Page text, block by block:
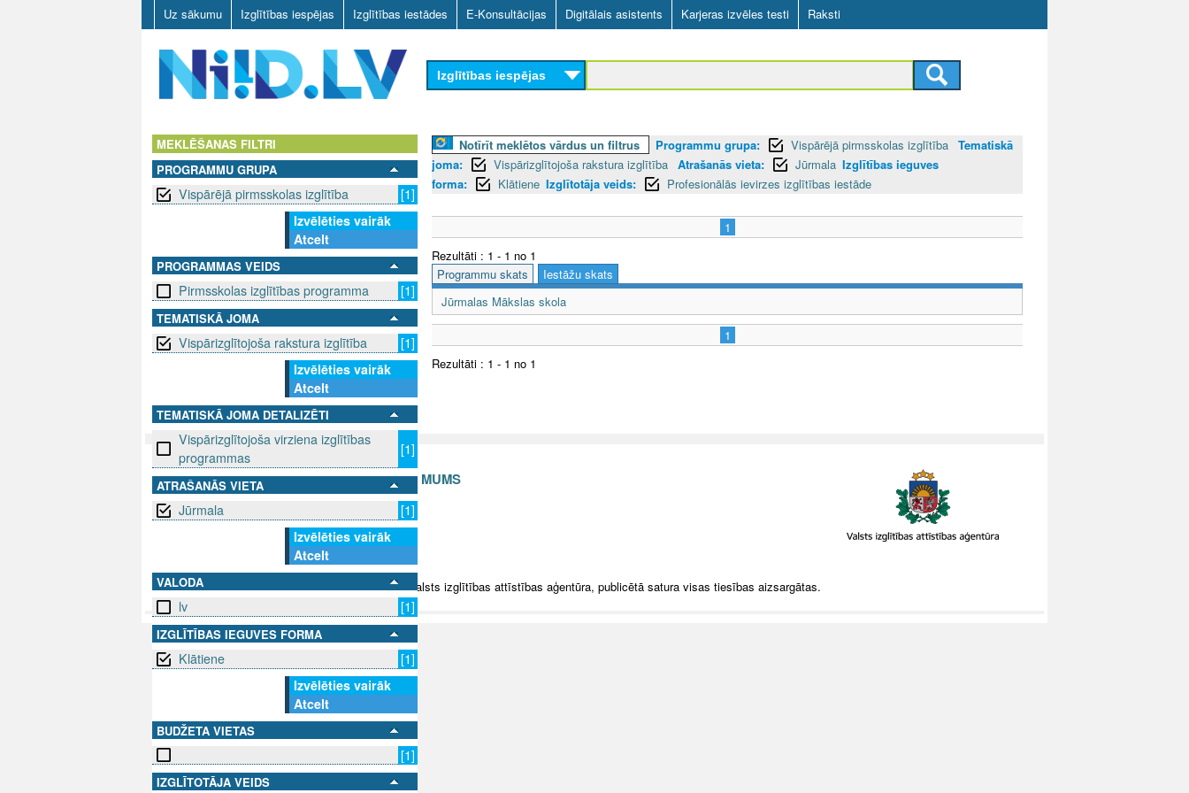
Skip
to
main
content
Uz sākumu Izglītības iespējas Izglītības iestādes E-Konsultācijas Digitālais asistents Karjeras izvēles testi Raksti
V
Izglītības iespējas
MEKLĒŠANAS FILTRI
PROGRAMMU GRUPA
Vispārējā pirmsskolas izglītība
[1]
Izvēlēties vairāk
Atcelt
PROGRAMMAS VEIDS
Pirmsskolas izglītības programma [1]
TEMATISKĀ JOMA
Vispārizglītojoša rakstura izglītība
[1]
Izvēlēties vairāk
Atcelt
TEMATISKĀ JOMA DETALIZĒTI
Vispārizglītojoša virziena izglītības
programmas
[1]
ATRAŠANĀS VIETA
Jūrmala
[1]
Izvēlēties vairāk
Atcelt
VALODA
lv [1]
IZGLĪTĪBAS IEGUVES FORMA
Klātiene
[1]
Izvēlēties vairāk
Atcelt
BUDŽETA VIETAS
[1]
IZGLĪTOTĀJA VEIDS
Notīrīt meklētos vārdus un filtrus Programmu grupa: Vispārējā pirmsskolas izglītība Tematiskā
joma:
Vispārizglītojoša rakstura izglītība Atrašanās vieta: Jūrmala Izglītības ieguves
forma:
Klātiene Izglītotāja veids: Profesionālās ievirzes izglītības iestāde
1
Rezultāti : 1 - 1 no 1
Programmu skats
Iestāžu skats
Jūrmalas Mākslas skola
1
Rezultāti : 1 - 1 no 1
SEKO MUMS SAZINIES AR MUMS
info@niid.lv
© 2025 Valsts izglītības attīstības aģentūra, publicētā satura visas tiesības aizsargātas.